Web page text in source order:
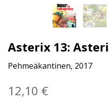
Asterix 13:
Pehmeäkantinen, 2017
12,10 €